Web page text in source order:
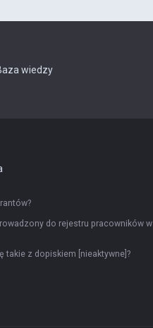
wiedzy
do rejestru pracowników w
takie z dopiskiem [nieaktywne]?